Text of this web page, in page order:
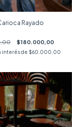
Rayado
$180.000,00
interés de $60.000,00